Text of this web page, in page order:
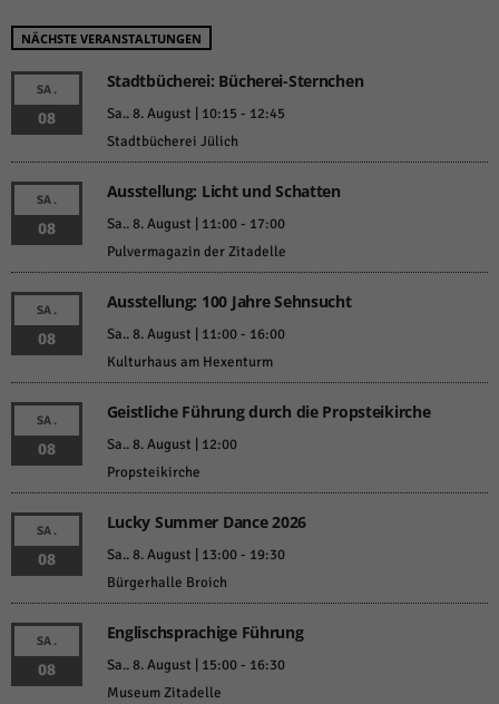
NÄCHSTE VERANSTALTUNGEN
SA.
08
Stadtbücherei: Bücherei-Sternchen
Sa.. 8. August | 10:15 - 12:45
Stadtbücherei Jülich
SA.
08
Ausstellung: Licht und Schatten
Sa.. 8. August | 11:00- 17:00
Pulvermagazin der Zitadelle
SA.
08
Ausstellung: 100 Jahre Sehnsucht
Sa.. 8. August | 11:00- 16:00
Kulturhaus am Hexenturm
SA.
08
Geistliche Führung durch die Propsteikirche
Sa.. 8. August | 12:00
Propsteikirche
SA.
08
Lucky Summer Dance 2026
Sa.. 8. August | 13:00- 19:30
Bürgerhalle Broich
SA.
08
Englischsprachige Führung
Sa.. 8. August | 15:00- 16:30
Museum Zitadelle